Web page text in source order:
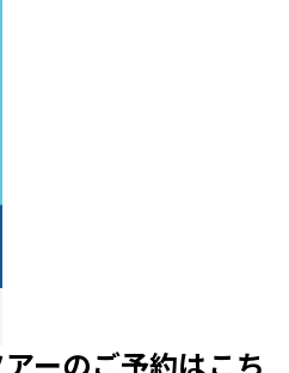
ーのご予約はこち